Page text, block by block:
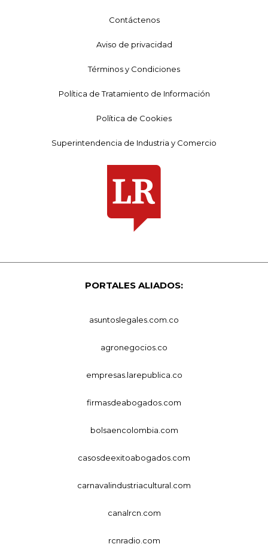
Contáctenos
Aviso de privacidad
Términos y Condiciones
Política de Tratamiento de Información
Política de Cookies
Superintendencia de Industria y Comercio
PORTALES ALIADOS:
asuntoslegales.com.co
agronegocios.co
empresas.larepublica.co
firmasdeabogados.com
bolsaencolombia.com
casosdeexitoabogados.com
carnavalindustriacultural.com
canalrcn.com
rcnradio.com